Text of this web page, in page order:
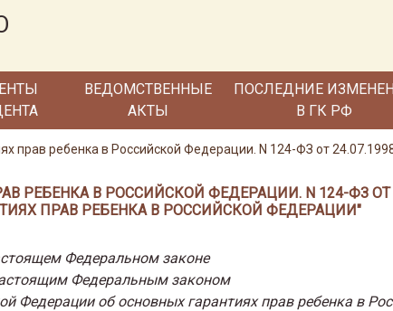
ВЕДОМСТВЕННЫЕ
АКТЫ
ПОСЛЕДНИЕ
В ГК РФ
прав ребенка в Российской Федерации. N 124-ФЗ от
РЕБЕНКА В РОССИЙСКОЙ ФЕДЕРАЦИИ. N 124-ФЗ ОТ
ПРАВ РЕБЕНКА В РОССИЙСКОЙ ФЕДЕРАЦИИ"
Федеральном законе
Федеральным законом
Федерации об основных гарантиях прав ребенка в